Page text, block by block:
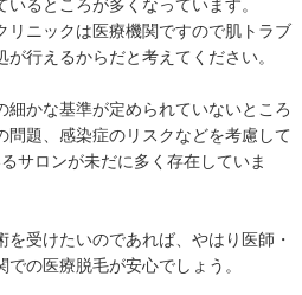
るところが多くなっています。
リニックは医療機関ですので肌トラブ
行えるからだと考えてください。
細かな基準が定められていないところ
問題、感染症のリスクなどを考慮して
サロンが未だに多く存在していま
受けたいのであれば、やはり医師・
の医療脱毛が安心でしょう。